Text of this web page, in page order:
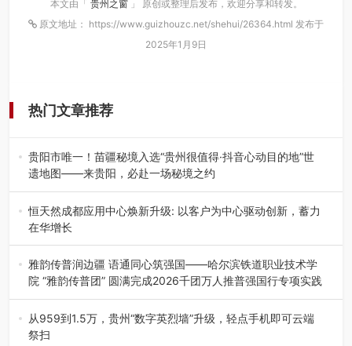
本文由「 贵州之窗 」 原创或整理后发布，欢迎分享和转发。
原文地址： https://www.guizhouzc.net/shehui/26364.html 发布于
2025年1月9日
热门文章推荐
贵阳市唯一！苗疆秘境入选“贵州很值得·抖音心动目的地”世
遗地图——来贵阳，必赴一场秘境之约
2026年7月21日，2026年“贵州很值得”暨抖音“心动目的
地”（贵州站）主题…
恒天然成都应用中心焕新升级: 以客户为中心驱动创新，蓄力
在华增长
融合全球研发实力与本土洞察，深化客户共创，赋能西南市
场创新发展 （7月27日，成…
雅韵传普润边疆 语通同心筑强国——哈尔滨铁道职业技术学
院 “雅韵传普团” 圆满完成2026千团万人推普强国行专项实践
为扎实推进2026“千团万人推普强国行”大学生暑期社会实
践，牢牢紧扣 “雅韵传普…
从959到1.5万，贵州“数字英烈墙”升级，轻点手机即可云端
祭扫